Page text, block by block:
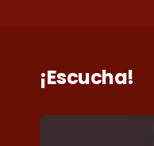
¡Escucha!